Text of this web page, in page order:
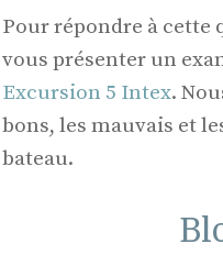
Pour répondre à cette
vous présenter un
Excursion 5 Intex.
bons, les mauvais et
bateau.